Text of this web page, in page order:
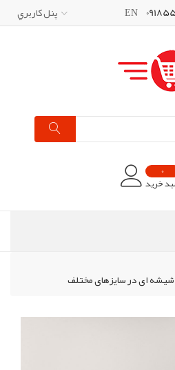
EN پنل کاربري
0
خرید
ای در سایزهای مختلف